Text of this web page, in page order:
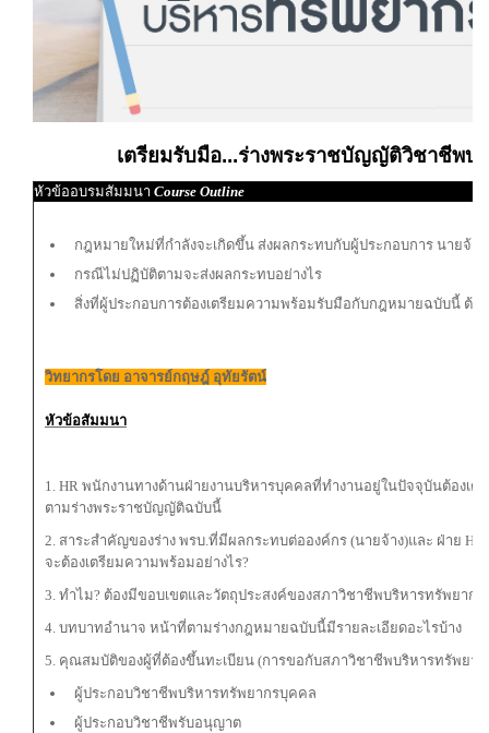
เตรียมรับมือ...ร่างพระราชบัญญัติวิชาชีพบ
หัวข้ออบรมสัมมนา Course Outline
กฎหมายใหม่ที่กำลังจะเกิดขึ้น ส่งผลกระทบกับผู้ประกอบการ นายจ้าง
กรณีไม่ปฏิบัติตามจะส่งผลกระทบอย่างไร
สิ่งที่ผู้ประกอบการต้องเตรียมความพร้อมรับมือกับกฎหมายฉบับนี้ ต้อง
วิทยากรโดย อาจารย์กฤษฎ์ อุทัยรัตน์
หัวข้อสัมมนา
1. HR พนักงานทางด้านฝ่ายงานบริหารบุคคลที่ทำงานอยู่ในปัจจุบันต้องเต
ตามร่างพระราชบัญญัติฉบับนี้
2. สาระสำคัญของร่าง พรบ.ที่มีผลกระทบต่อองค์กร (นายจ้าง)และ ฝ่าย HR
จะต้องเตรียมความพร้อมอย่างไร?
3. ทำไม? ต้องมีขอบเขตและวัตถุประสงค์ของสภาวิชาชีพบริหารทรัพยาก
4. บทบาทอำนาจ หน้าที่ตามร่างกฎหมายฉบับนี้มีรายละเอียดอะไรบ้าง
5. คุณสมบัติของผู้ที่ต้องขึ้นทะเบียน (การขอกับสภาวิชาชีพบริหารทรัพยา
ผู้ประกอบวิชาชีพบริหารทรัพยากรบุคคล
ผู้ประกอบวิชาชีพรับอนุญาต